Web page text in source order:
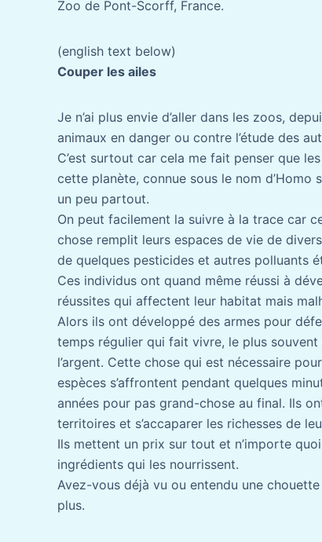
Zoo de Pont-Scorff, France.
(english text below)
Couper les ailes
Je n’ai plus envie d’aller dans les zoos,
animaux en danger ou contre l’étude des
C’est surtout car cela me fait penser que
cette planète, connue sous le nom d’Homo
un peu partout.
On peut facilement la suivre à la trace car
chose remplit leurs espaces de vie de
de quelques pesticides et autres polluants
Ces individus ont quand même réussi à
réussites qui affectent leur habitat mais
Alors ils ont développé des armes pour
temps régulier qui fait vivre, le plus
l’argent. Cette chose qui est nécessaire
espèces s’affrontent pendant quelques
années pour pas grand-chose au final. Ils
territoires et s’accaparer les richesses de
Ils mettent un prix sur tout et n’importe
ingrédients qui les nourrissent.
Avez-vous déjà vu ou entendu une
plus.